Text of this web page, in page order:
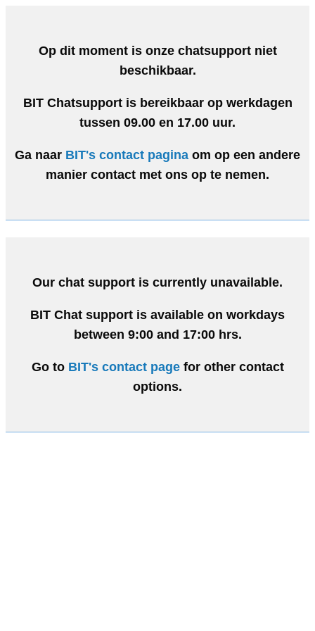
Op dit moment is onze chatsupport niet
beschikbaar.
BIT Chatsupport is bereikbaar op werkdagen
tussen 09.00 en 17.00 uur.
Ga naar BIT's contact pagina om op een andere
manier contact met ons op te nemen.
Our chat support is currently unavailable.
BIT Chat support is available on workdays
between 9:00 and 17:00 hrs.
Go to BIT's contact pagefor other contact
options.